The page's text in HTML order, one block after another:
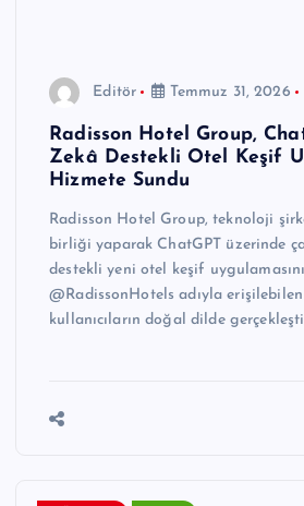
Editör Temmuz 31, 2026
Radisson Hotel Group,
Zekâ Destekli Otel Keşif
Hizmete Sundu
Radisson Hotel Group, teknoloji
birliği yaparak ChatGPT üzerinde
destekli yeni otel keşif
@RadissonHotels adıyla
kullanıcıların doğal dilde